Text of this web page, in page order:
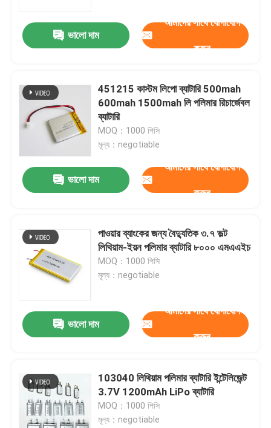
পণ্য
ভিডিও
ভালো দাম
আমাদের সাথে যোগাযোগ
করুন
451215 কাস্টম লিপো ব্যাটারি 500mah
600mah 1500mah লি পলিমার রিচার্জেবল
ব্যাটারি
MOQ：1000 পিসি
মূল্য：negotiable
ভালো দাম
আমাদের সাথে যোগাযোগ
করুন
পাওয়ার ব্যাংকের জন্য বৈদ্যুতিক ৩.৭ ভল্ট
লিথিয়াম-ইয়ন পলিমার ব্যাটারি ৮০০০ এমএএইচ
MOQ：1000 পিসি
মূল্য：negotiable
ভালো দাম
আমাদের সাথে যোগাযোগ
করুন
103040 লিথিয়াম পলিমার ব্যাটারি ইন্টেলিজেন্ট
3.7V 1200mAh LiPo ব্যাটারি
MOQ：1000 পিসি
মূল্য：negotiable